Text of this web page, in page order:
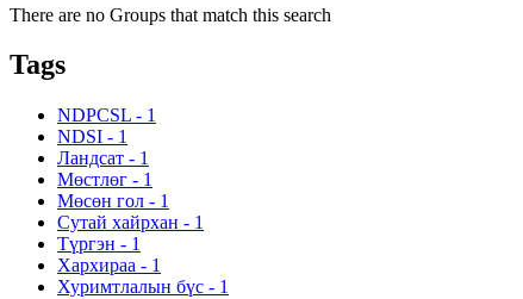
There are no Groups that match this search
Tags
NDPCSL - 1
NDSI - 1
Ландсат - 1
Мөстлөг - 1
Мөсөн гол - 1
Сутай хайрхан - 1
Түргэн - 1
Хархираа - 1
Хуримтлалын бүс - 1